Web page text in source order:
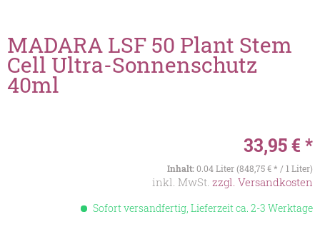
MADARA LSF 50 Plant Stem
Cell Ultra-Sonnenschutz
40ml
33,95 € *
Inhalt:0.04 Liter (848,75 € * / 1 Liter)
inkl. MwSt. zzgl. Versandkosten
Sofort versandfertig, Lieferzeit ca. 2-3 Werktage